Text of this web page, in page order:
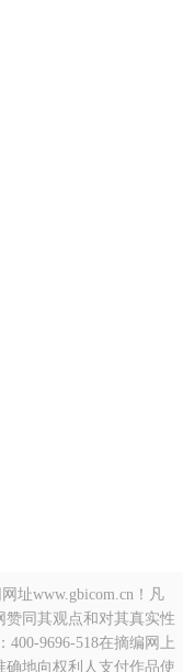
址www.gbicom.cn！凡
同其观点和对其真实性
9696-518在摘编网上
地向权利人支付作品使